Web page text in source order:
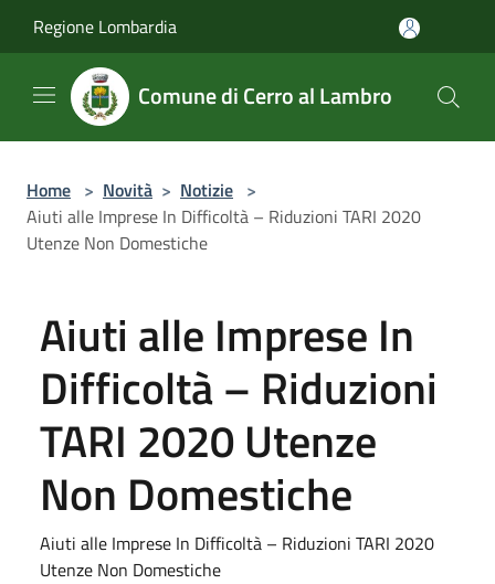
Regione Lombardia
Comune di Cerro al Lambro
Home > Novità > Notizie >
Aiuti alle Imprese In Difficoltà – Riduzioni TARI 2020
Utenze Non Domestiche
Aiuti alle Imprese In
Difficoltà – Riduzioni
TARI 2020 Utenze
Non Domestiche
Aiuti alle Imprese In Difficoltà – Riduzioni TARI 2020
Utenze Non Domestiche